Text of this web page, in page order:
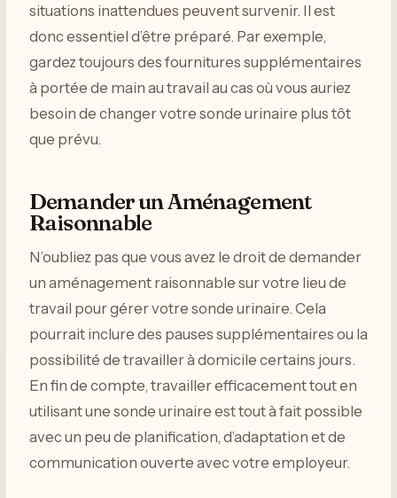
situations inattendues peuvent survenir. Il est
donc essentiel d’être préparé. Par exemple,
gardez toujours des fournitures supplémentaires
à portée de main au travail au cas où vous auriez
besoin de changer votre sonde urinaire plus tôt
que prévu.
Demander un Aménagement
Raisonnable
N’oubliez pas que vous avez le droit de demander
un aménagement raisonnable sur votre lieu de
travail pour gérer votre sonde urinaire. Cela
pourrait inclure des pauses supplémentaires ou la
possibilité de travailler à domicile certains jours.
En fin de compte, travailler efficacement tout en
utilisant une sonde urinaire est tout à fait possible
avec un peu de planification, d’adaptation et de
communication ouverte avec votre employeur.